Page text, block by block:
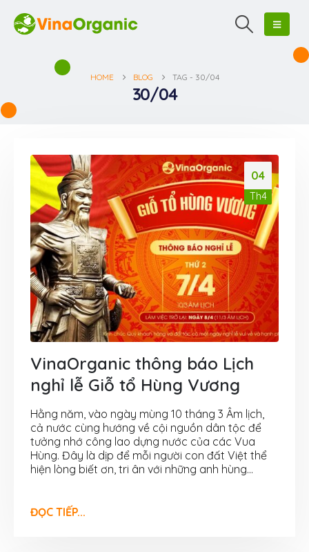
HOME BLOG TAG - 30/04
30/04
04
Th4
VinaOrganic thông báo Lịch
nghỉ lễ Giỗ tổ Hùng Vương
Hằng năm, vào ngày mùng 10 tháng 3 Âm lịch,
cả nước cùng hướng về cội nguồn dân tộc để
tưởng nhớ công lao dựng nước của các Vua
Hùng. Đây là dịp để mỗi người con đất Việt thể
hiện lòng biết ơn, tri ân với những anh hùng...
ĐỌC TIẾP...